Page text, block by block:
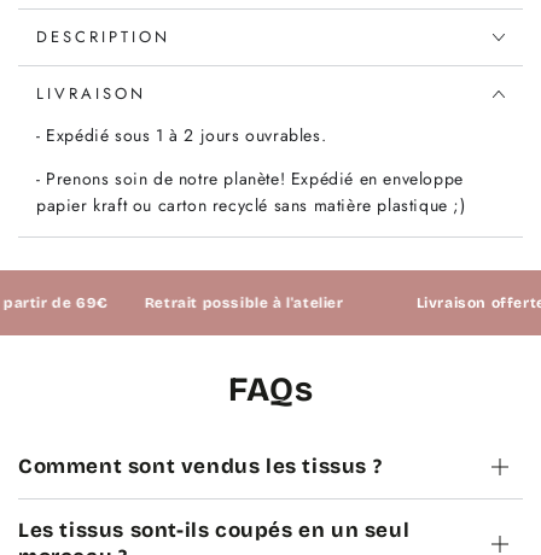
roux,
coupon
43x155cm
roux,
coupon
43x155cm
DESCRIPTION
LIVRAISON
- Expédié sous 1 à 2 jours ouvrables.
- Prenons soin de notre planète! Expédié en enveloppe
papier kraft ou carton recyclé sans matière plastique ;)
de 69€ Retrait possible à l'atelier Livraison offerte à
FAQs
Comment sont vendus les tissus ?
Les tissus sont-ils coupés en un seul